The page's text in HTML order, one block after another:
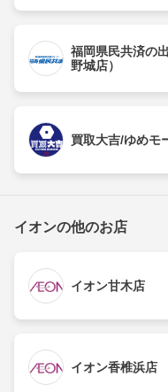
福岡県民共済の
野城店）
買取大吉/ゆめモ
イオンの他のお店
イオン甘木店
イオン香椎浜店